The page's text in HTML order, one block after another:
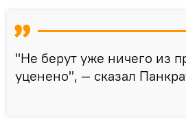
"Не берут уже ничего из
уценено", — сказал